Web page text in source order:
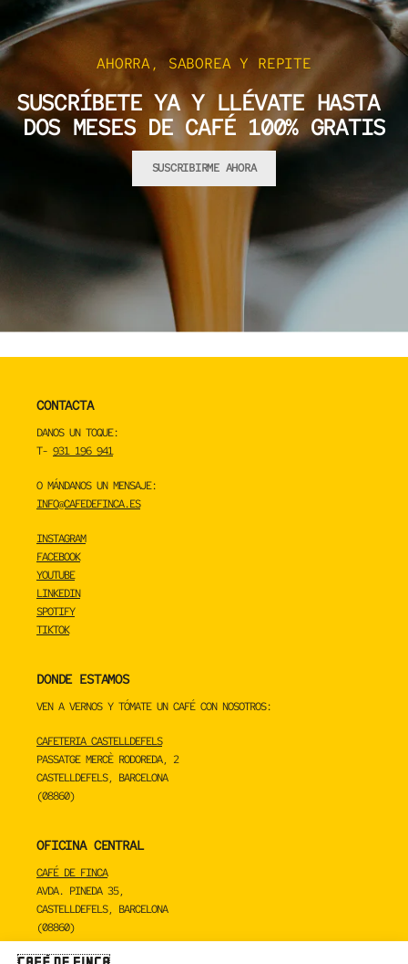
AHORRA, SABOREA Y REPITE
SUSCRÍBETE YA Y LLÉVATE HASTA
DOS MESES DE CAFÉ 100% GRATIS
SUSCRIBIRME AHORA
CONTACTA
DANOS UN TOQUE:
T- 931 196 941
O MÁNDANOS UN MENSAJE:
INFO@CAFEDEFINCA.ES
INSTAGRAM
FACEBOOK
YOUTUBE
LINKEDIN
SPOTIFY
TIKTOK
DONDE ESTAMOS
VEN A VERNOS Y TÓMATE UN CAFÉ CON NOSOTROS:
CAFETERIA CASTELLDEFELS
PASSATGE MERCÈ RODOREDA, 2
CASTELLDEFELS, BARCELONA
(08860)
OFICINA CENTRAL
CAFÉ DE FINCA
AVDA. PINEDA 35,
CASTELLDEFELS, BARCELONA
(08860)